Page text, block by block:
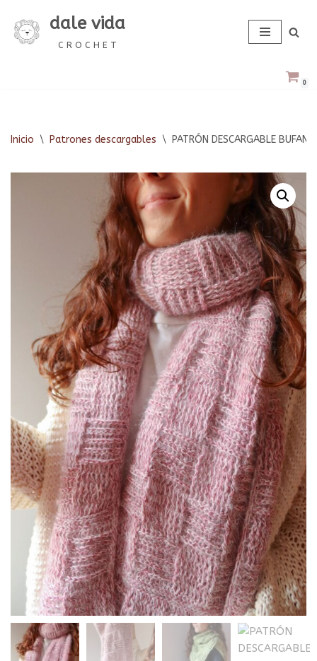
Saltar
dale vida
C R O C H E T
0
Inicio \ Patrones descargables \ PATRÓN DESCARGABLE